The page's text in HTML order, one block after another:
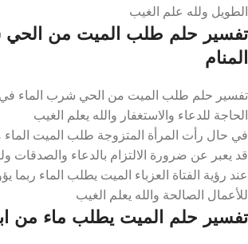
الطويل ولله علم الغيب
تفسير حلم طلب الميت من
المنام
تفسير حلم طلب الميت من الحي شرب الماء في
الحاجة للدعاء والاستغفار والله يعلم الغيب
في حال رأت المرأة المتزوجة طلب الميت
قد يعبر عن ضرورة الالتزام بالدعاء والصدقات
عند رؤية الفتاة العزباء الميت يطلب الماء ربما
للأعمال الصالحة والله يعلم الغيب
تفسير حلم الميت يطلب ماء من